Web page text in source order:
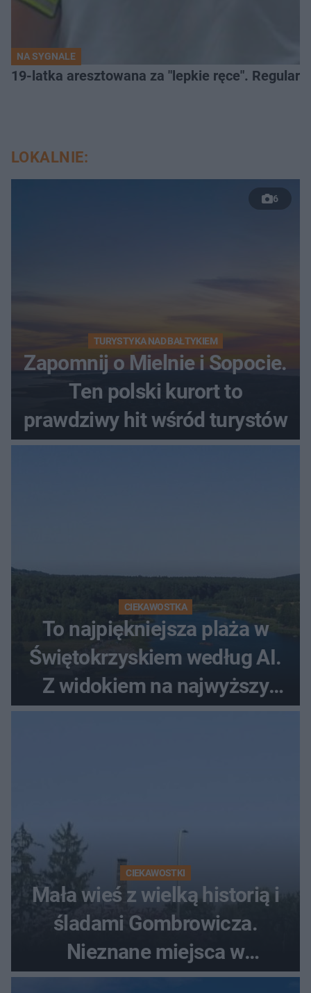
NA SYGNALE
19-latka aresztowana za "lepkie ręce".
LOKALNIE:
6
TURYSTYKA NAD BAŁTYKIEM
Zapomnij o Mielnie i Sopocie.
Ten polski kurort to
prawdziwy hit wśród turystów
CIEKAWOSTKA
To najpiękniejsza plaża w
Świętokrzyskiem według AI.
Z widokiem na najwyższy
szczyt Gór Świętokrzyskich
CIEKAWOSTKI
Mała wieś z wielką historią i
śladami Gombrowicza.
Nieznane miejsca w
Świętokrzyskiem